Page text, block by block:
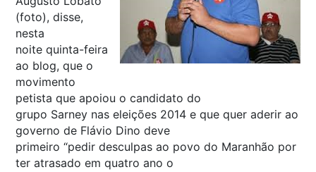
(foto), disse,
nesta
noite quinta-feira
ao blog, que o
movimento
petista que apoiou o candidato do
grupo Sarney nas eleições 2014 e que quer aderir ao
governo de Flávio Dino deve
primeiro “pedir desculpas ao povo do Maranhão por
ter atrasado em quatro ano o